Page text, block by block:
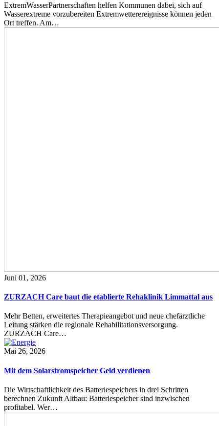
ExtremWasserPartnerschaften helfen Kommunen dabei, sich auf
Wasserextreme vorzubereiten Extremwetterereignisse können jeden
Ort treffen. Am…
Juni 01, 2026
ZURZACH Care baut die etablierte Rehaklinik Limmattal aus
Mehr Betten, erweitertes Therapieangebot und neue chefärztliche
Leitung stärken die regionale Rehabilitationsversorgung.
ZURZACH Care…
Mai 26, 2026
Mit dem Solarstromspeicher Geld verdienen
Die Wirtschaftlichkeit des Batteriespeichers in drei Schritten
berechnen Zukunft Altbau: Batteriespeicher sind inzwischen
profitabel. Wer…